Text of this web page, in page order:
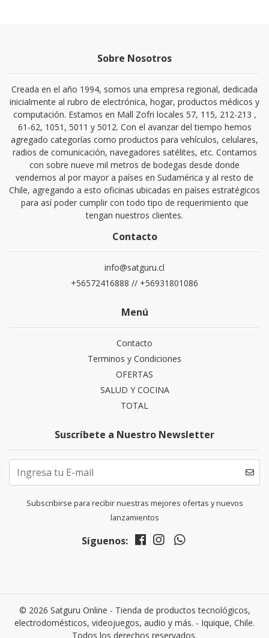
Sobre Nosotros
Creada en el año 1994, somos una empresa regional, dedicada
inicialmente al rubro de electrónica, hogar, productos médicos y
computación. Estamos en Mall Zofri locales 57, 115, 212-213 ,
61-62, 1051, 5011 y 5012. Con el avanzar del tiempo hemos
agregado categorías como productos para vehículos, celulares,
radios de comunicación, navegadores satélites, etc. Contamos
con sobre nueve mil metros de bodegas desde donde
vendemos al por mayor a países en Sudamérica y al resto de
Chile, agregando a esto oficinas ubicadas en países estratégicos
para así poder cumplir con todo tipo de requerimiento que
tengan nuestros clientes.
Contacto
info@satguru.cl
+56572416888 // +56931801086
Menú
Contacto
Terminos y Condiciones
OFERTAS
SALUD Y COCINA
TOTAL
Suscríbete a Nuestro Newsletter
Subscribirse para recibir nuestras mejores ofertas y nuevos
lanzamientos
Síguenos:
© 2026 Satguru Online - Tienda de productos tecnológicos,
electrodomésticos, videojuegos, audio y más. - Iquique, Chile.
Todos los derechos reservados.